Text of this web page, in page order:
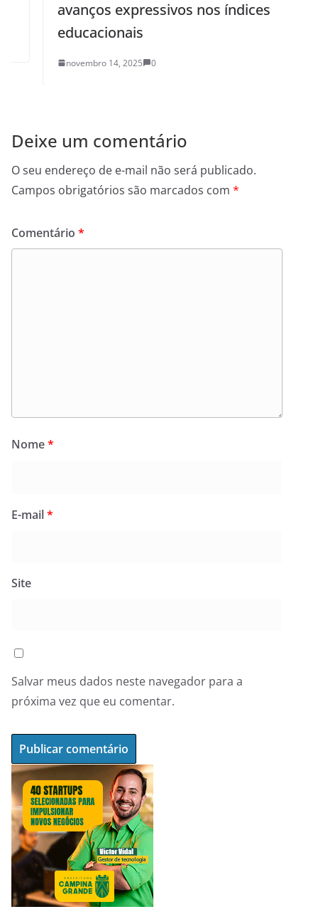
avanços expressivos nos índices
educacionais
novembro 14, 2025 0
Deixe um comentário
O seu endereço de e-mail não será publicado.
Campos obrigatórios são marcados com *
Comentário *
Nome*
E-mail*
Site
Salvar meus dados neste navegador para a
próxima vez que eu comentar.